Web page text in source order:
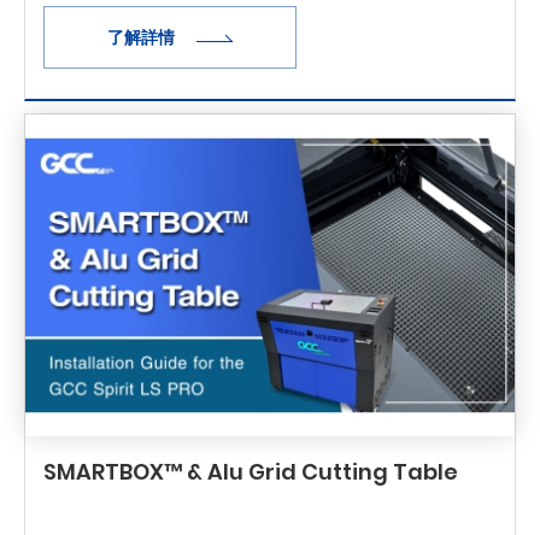
process, you'll see how the machine handles
delicate film with precision and consistency.
了解詳情
SMARTBOX™ & Alu Grid Cutting Table